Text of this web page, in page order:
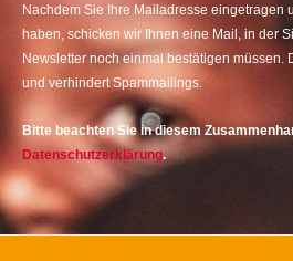
Nachdem Sie Ihre Mailadresse eingetragen
haben, schicken wir Ihnen eine Mail, in der
Newsletter noch einmal bestätigen müssen.
und verhindert Spammailings.
Bitte beachten Sie in diesem
Datenschutzerklärung.